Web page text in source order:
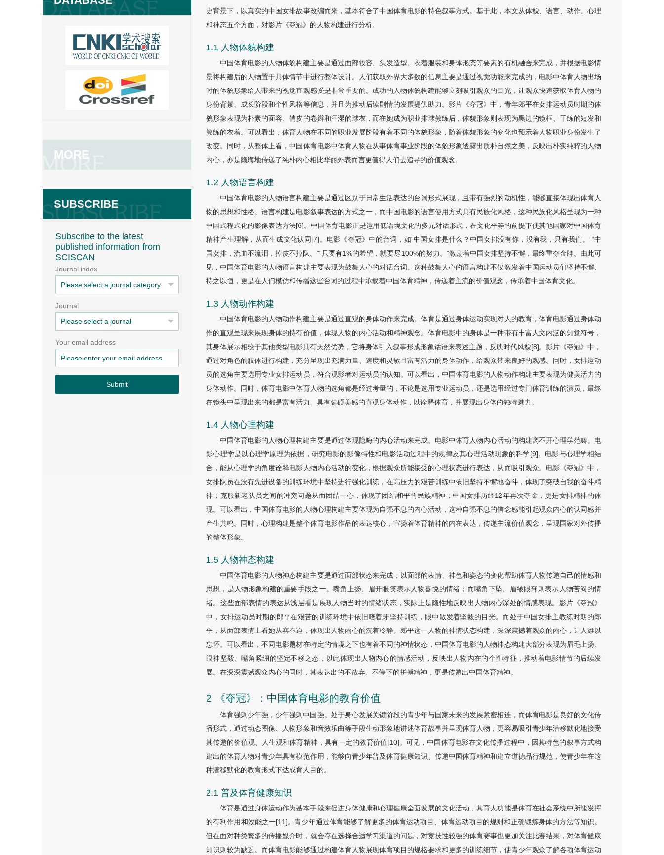
MORE
SUBSCRIBE
Subscribe to the latest
published information from
SCISCAN
Journal index
Journal
Your email address
Submit
史背景下，以真实的中国女排故事改编而来，基本符合了中国体育电影的特色叙事方式。基于此，本文从体貌、语言、动作、心理
和神态五个方面，对影片《夺冠》的人物构建进行分析。
1.1 人物体貌构建
中国体育电影的人物体貌构建主要是通过面部妆容、头发造型、衣着服装和身体形态等要素的有机融合来完成，并根据电影情
景将构建后的人物置于具体情节中进行整体设计。人们获取外界大多数的信息主要是通过视觉功能来完成的，电影中体育人物出场
时的体貌形象给人带来的视觉直观感受是非常重要的。成功的人物体貌构建能够立刻吸引观众的目光，让观众快速获取体育人物的
身份背景、成长阶段和个性风格等信息，并且为推动后续剧情的发展提供助力。影片《夺冠》中，青年郎平在女排运动员时期的体
貌形象表现为朴素的面容、俏皮的卷辫和汗湿的球衣，而在她成为职业排球教练后，体貌形象则表现为黑边的镜框、干练的短发和
教练的衣着。可以看出，体育人物在不同的职业发展阶段有着不同的体貌形象，随着体貌形象的变化也预示着人物职业身份发生了
改变。同时，从整体上看，中国体育电影中体育人物在从事体育事业阶段的体貌形象透露出质朴自然之美，反映出朴实纯粹的人物
内心，亦是隐晦地传递了纯朴内心相比华丽外表而言更值得人们去追寻的价值观念。
1.2 人物语言构建
中国体育电影的人物语言构建主要是通过区别于日常生活表达的台词形式展现，且带有强烈的动机性，能够直接体现出体育人
物的思想和性格。语言构建是电影叙事表达的方式之一，而中国电影的语言使用方式具有民族化风格，这种民族化风格呈现为一种
中国式程式化的影像表达方法[6]。中国体育电影正是运用低语境文化的多元对话形式，在文化平等的前提下使其他国家对中国体育
精神产生理解，从而生成文化认同[7]。电影《夺冠》中的台词，如“中国女排是什么？中国女排没有你，没有我，只有我们。”“中
国女排，流血不流泪，掉皮不掉队。”“只要有1%的希望，就要尽100%的努力。”激励着中国女排坚持不懈，最终重夺金牌。由此可
见，中国体育电影的人物语言构建主要表现为鼓舞人心的对话台词。这种鼓舞人心的语言构建不仅激发着中国运动员们坚持不懈、
持之以恒，更是在人们模仿和传播这些台词的过程中承载着中国体育精神，传递着主流的价值观念，传承着中国体育文化。
1.3 人物动作构建
中国体育电影的人物动作构建主要是通过直观的身体动作来完成。体育是通过身体运动实现对人的教育，体育电影通过身体动
作的直观呈现来展现身体的特有价值，体现人物的内心活动和精神观念。体育电影中的身体是一种带有丰富人文内涵的知觉符号，
其身体展示相较于其他类型电影具有天然优势，它将身体引入叙事形成形象话语来表述主题，反映时代风貌[8]。影片《夺冠》中，
通过对角色的肢体进行构建，充分呈现出充满力量、速度和灵敏且富有活力的身体动作，给观众带来良好的观感。同时，女排运动
员的选角主要选用专业女排运动员，符合观影者对运动员的认知。可以看出，中国体育电影的人物动作构建主要表现为健美活力的
身体动作。同时，体育电影中体育人物的选角都是经过考量的，不论是选用专业运动员，还是选用经过专门体育训练的演员，最终
在镜头中呈现出来的都是富有活力、具有健硕美感的直观身体动作，以诠释体育，并展现出身体的独特魅力。
1.4 人物心理构建
中国体育电影的人物心理构建主要是通过体现隐晦的内心活动来完成。电影中体育人物内心活动的构建离不开心理学范畴。电
影心理学是以心理学原理为依据，研究电影的影像特性和电影活动过程中的规律及其心理活动现象的科学[9]。电影与心理学相结
合，能从心理学的角度诠释电影人物内心活动的变化，根据观众所能接受的心理状态进行表达，从而吸引观众。电影《夺冠》中，
女排队员在没有先进设备的训练环境中坚持进行强化训练，在高压力的艰苦训练中依旧坚持不懈地奋斗，体现了突破自我的奋斗精
神；克服新老队员之间的冲突问题从而团结一心，体现了团结和平的民族精神；中国女排历经12年再次夺金，更是女排精神的体
现。可以看出，中国体育电影的人物心理构建主要体现为自强不息的内心活动，这种自强不息的信念感能引起观众内心的认同感并
产生共鸣。同时，心理构建是整个体育电影作品的表达核心，宣扬着体育精神的内在表达，传递主流价值观念，呈现国家对外传播
的整体形象。
1.5 人物神态构建
中国体育电影的人物神态构建主要是通过面部状态来完成，以面部的表情、神色和姿态的变化帮助体育人物传递自己的情感和
思想，是人物形象构建的重要手段之一。嘴角上扬、眉开眼笑表示人物喜悦的情绪；而嘴角下坠、眉皱眼耷则表示人物苦闷的情
绪。这些面部表情的表达从浅层看是展现人物当时的情绪状态，实际上是隐性地反映出人物内心深处的情感表现。影片《夺冠》
中，女排运动员时期的郎平在艰苦的训练环境中依旧咬着牙坚持训练，眼中散发着坚毅的目光。而处于中国女排主教练时期的郎
平，从面部表情上看她从容不迫，体现出人物内心的沉着冷静。郎平这一人物的神情状态构建，深深震撼着观众的内心，让人难以
忘怀。可以看出，不同电影题材在特定的情境之下也有着不同的神情状态，中国体育电影的人物神态构建大部分表现为眉毛上扬、
眼神坚毅、嘴角紧绷的坚定不移之态，以此体现出人物内心的情感活动，反映出人物内在的个性特征，推动着电影情节的后续发
展。在深深震撼观众内心的同时，其表达出的不放弃、不停下的拼搏精神，更是传递出中国体育精神。
2 《夺冠》：中国体育电影的教育价值
体育强则少年强，少年强则中国强。处于身心发展关键阶段的青少年与国家未来的发展紧密相连，而体育电影是良好的文化传
播形式，通过动态图像、人物形象和音效乐曲等手段生动形象地讲述体育故事并呈现体育人物，更容易吸引青少年潜移默化地接受
其传递的价值观、人生观和体育精神，具有一定的教育价值[10]。可见，中国体育电影在文化传播过程中，因其特色的叙事方式构
建出的体育人物对青少年具有模范作用，能够向青少年普及体育健康知识、传递中国体育精神和建立道德品行规范，使青少年在这
种潜移默化的教育形式下达成育人目的。
2.1 普及体育健康知识
体育是通过身体运动作为基本手段来促进身体健康和心理健康全面发展的文化活动，其育人功能是体育在社会系统中所能发挥
的有利作用和效能之一[11]。青少年通过体育能够了解更多的体育运动项目、体育运动项目的规则和正确锻炼身体的方法等知识。
但在面对种类繁多的传播媒介时，就会存在选择合适学习渠道的问题，对竞技性较强的体育赛事也更加关注比赛结果，对体育健康
知识则较为缺乏。而体育电影能够通过构建体育人物展现体育项目的规格要求和更多的训练细节，使青少年观众了解各项体育运动